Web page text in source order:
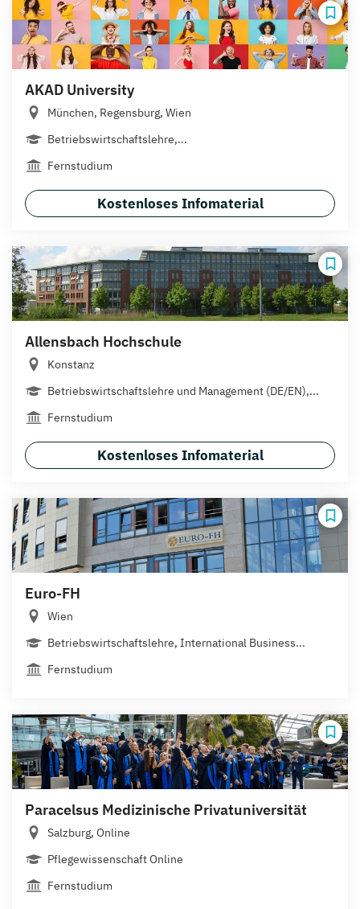
AKAD University
München, Regensburg, Wien
Betriebswirtschaftslehre,...
Fernstudium
Kostenloses Infomaterial
Allensbach Hochschule
Konstanz
Betriebswirtschaftslehre und Management (DE/EN),...
Fernstudium
Kostenloses Infomaterial
Euro-FH
Wien
Betriebswirtschaftslehre, International Business...
Fernstudium
Paracelsus Medizinische Privatuniversität
Salzburg, Online
Pflegewissenschaft Online
Fernstudium